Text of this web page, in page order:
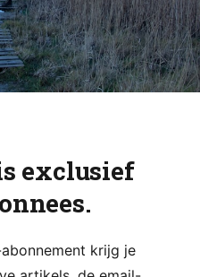
exclusief
krijg je